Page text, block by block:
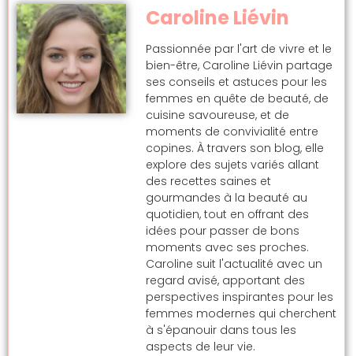
Caroline Liévin
Passionnée par l'art de vivre et le
bien-être, Caroline Liévin partage
ses conseils et astuces pour les
femmes en quête de beauté, de
cuisine savoureuse, et de
moments de convivialité entre
copines. À travers son blog, elle
explore des sujets variés allant
des recettes saines et
gourmandes à la beauté au
quotidien, tout en offrant des
idées pour passer de bons
moments avec ses proches.
Caroline suit l'actualité avec un
regard avisé, apportant des
perspectives inspirantes pour les
femmes modernes qui cherchent
à s'épanouir dans tous les
aspects de leur vie.